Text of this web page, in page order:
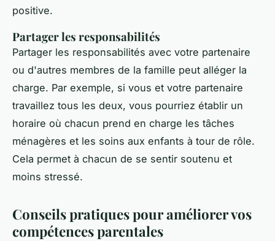
positive.
Partager les responsabilités
Partager les responsabilités avec votre partenaire
ou d'autres membres de la famille peut alléger la
charge. Par exemple, si vous et votre partenaire
travaillez tous les deux, vous pourriez établir un
horaire où chacun prend en charge les tâches
ménagères et les soins aux enfants à tour de rôle.
Cela permet à chacun de se sentir soutenu et
moins stressé.
Conseils pratiques pour améliorer vos
compétences parentales